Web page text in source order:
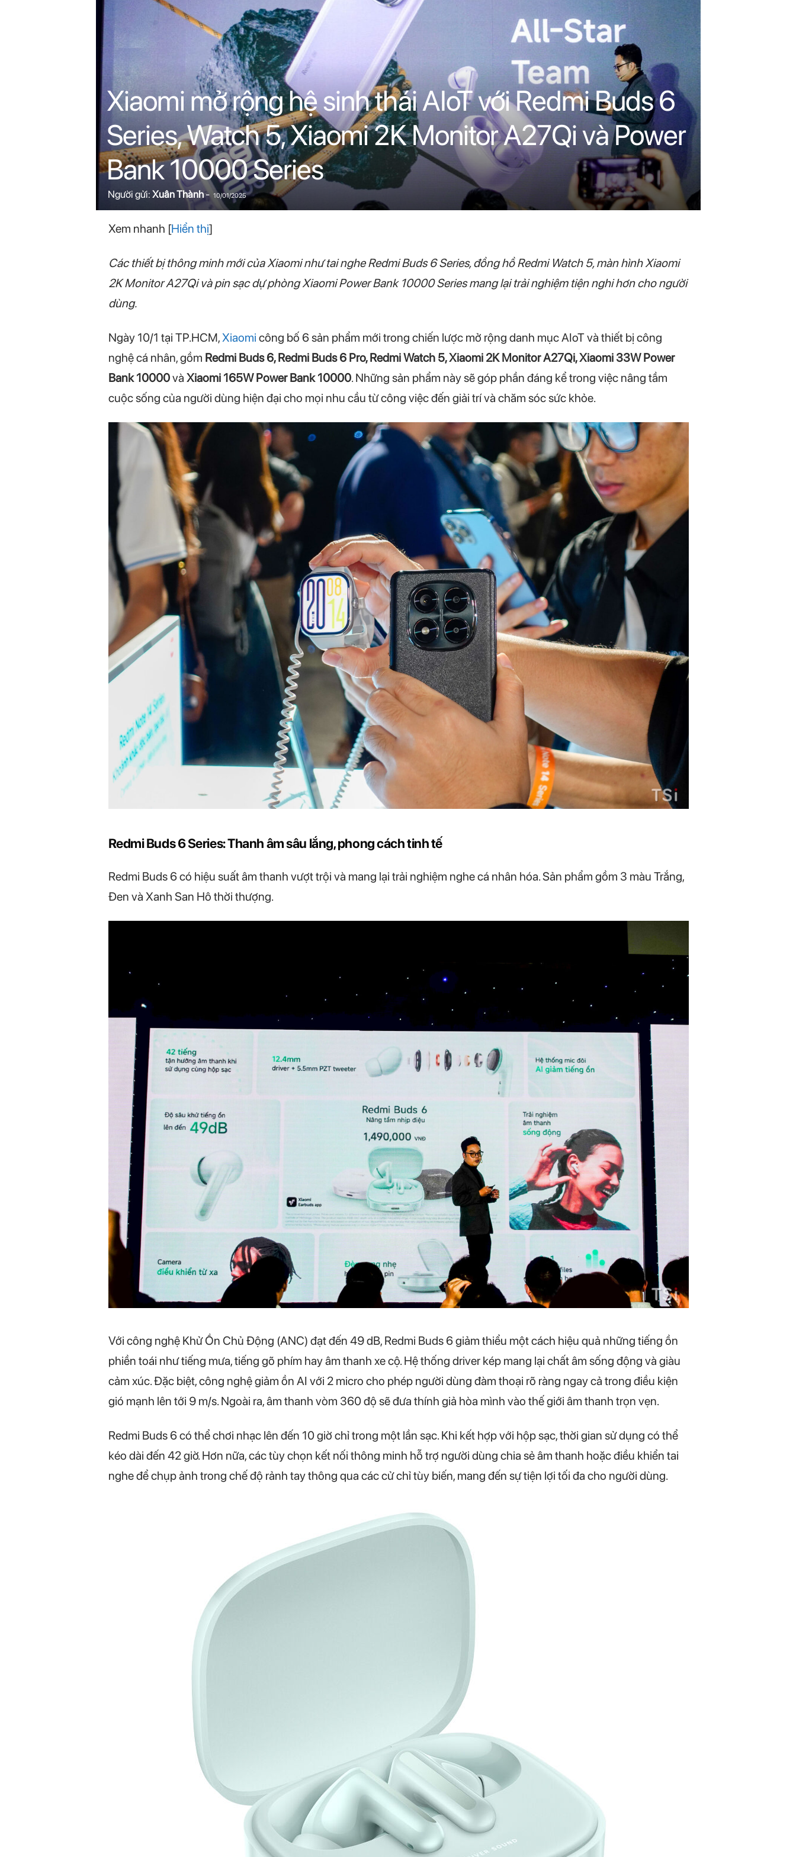
c
o
m
Xiaomi mở rộng hệ sinh thái AIoT với Redmi Buds 6
Series, Watch 5, Xiaomi 2K Monitor A27Qi và Power
Bank 10000 Series
Người gửi: Xuân Thành- 10/01/2025
Xem nhanh [Hiển thị]
Các thiết bị thông minh mới của Xiaomi như tai nghe Redmi Buds 6 Series, đồng hồ Redmi Watch 5, màn hình Xiaomi
2K Monitor A27Qi và pin sạc dự phòng Xiaomi Power Bank 10000 Series mang lại trải nghiệm tiện nghi hơn cho người
dùng.
Ngày 10/1 tại TP.HCM,Xiaomi công bố 6 sản phẩm mới trong chiến lược mở rộng danh mục AIoT và thiết bị công
nghệ cá nhân, gồm Redmi Buds 6, Redmi Buds 6 Pro, Redmi Watch 5, Xiaomi 2K Monitor A27Qi, Xiaomi 33W Power
Bank 10000và Xiaomi 165W Power Bank 10000. Những sản phẩm này sẽ góp phần đáng kể trong việc nâng tầm
cuộc sống của người dùng hiện đại cho mọi nhu cầu từ công việc đến giải trí và chăm sóc sức khỏe.
Redmi Buds 6 Series: Thanh âm sâu lắng, phong cách tinh tế
Redmi Buds 6 có hiệu suất âm thanh vượt trội và mang lại trải nghiệm nghe cá nhân hóa. Sản phẩm gồm 3 màu Trắng,
Đen và Xanh San Hô thời thượng.
Với công nghệ Khử Ồn Chủ Động (ANC) đạt đến 49 dB, Redmi Buds 6 giảm thiểu một cách hiệu quả những tiếng ồn
phiền toái như tiếng mưa, tiếng gõ phím hay âm thanh xe cộ. Hệ thống driver kép mang lại chất âm sống động và giàu
cảm xúc. Đặc biệt, công nghệ giảm ồn AI với 2 micro cho phép người dùng đàm thoại rõ ràng ngay cả trong điều kiện
gió mạnh lên tới 9 m/s. Ngoài ra, âm thanh vòm 360 độ sẽ đưa thính giả hòa mình vào thế giới âm thanh trọn vẹn.
Redmi Buds 6 có thể chơi nhạc lên đến 10 giờ chỉ trong một lần sạc. Khi kết hợp với hộp sạc, thời gian sử dụng có thể
kéo dài đến 42 giờ. Hơn nữa, các tùy chọn kết nối thông minh hỗ trợ người dùng chia sẻ âm thanh hoặc điều khiển tai
nghe để chụp ảnh trong chế độ rảnh tay thông qua các cử chỉ tùy biến, mang đến sự tiện lợi tối đa cho người dùng.